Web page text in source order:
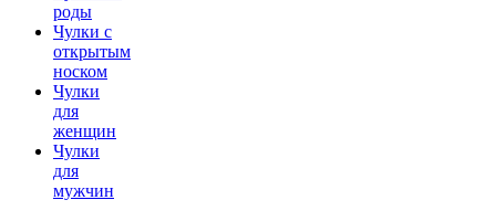
роды
Чулки с
открытым
носком
Чулки
для
женщин
Чулки
для
мужчин